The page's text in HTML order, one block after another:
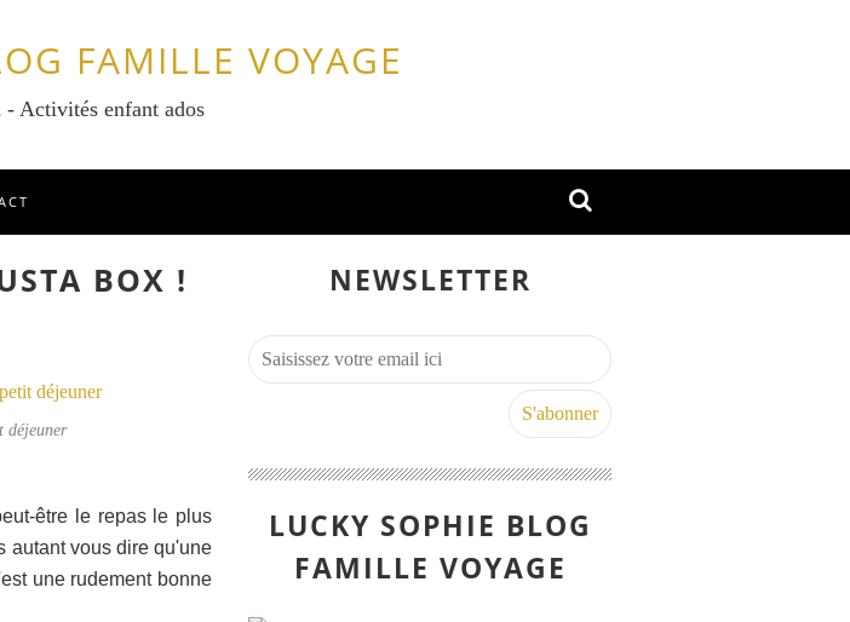
FAMILLE VOYAGE
Activités enfant ados
BOX !
déjeuner
être le repas le plus
autant vous dire qu'une
une rudement bonne
NEWSLETTER
LUCKY SOPHIE BLOG
FAMILLE VOYAGE